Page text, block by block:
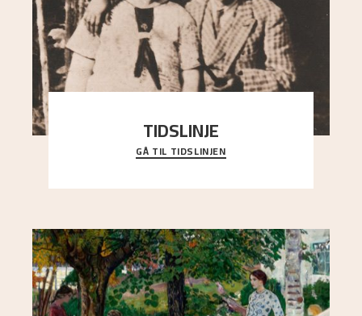
TIDSLINJE
Bli kjent med Nikolai Astrups liv, kunstnerskap og
ettermæle i en interaktiv presentasjon.
GÅ TIL TIDSLINJEN